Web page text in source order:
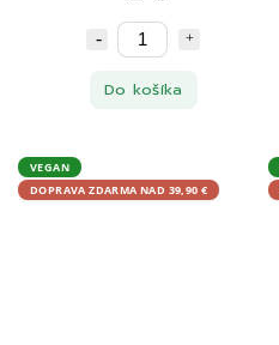
Do košíka
VEGAN
DOPRAVA ZDARMA NAD 39,90 €